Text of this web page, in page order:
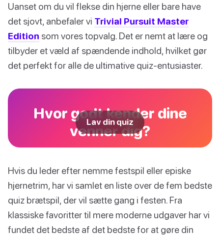
Uanset om du vil flekse din hjerne eller bare have
det sjovt, anbefaler vi Trivial Pursuit Master
Edition som vores topvalg. Det er nemt at lære og
tilbyder et væld af spændende indhold, hvilket gør
det perfekt for alle de ultimative quiz-entusiaster.
Hvor godt kender dine
venner dig?
Lav din quiz
Hvis du leder efter nemme festspil eller episke
hjernetrim, har vi samlet en liste over de fem bedste
quiz brætspil, der vil sætte gang i festen. Fra
klassiske favoritter til mere moderne udgaver har vi
fundet det bedste af det bedste for at gøre din